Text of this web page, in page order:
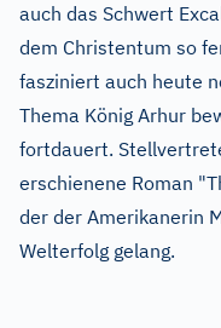
auch das Schwert
dem Christentum so
fasziniert auch heute
Thema König Arhur
fortdauert.
erschienene Roman
der der Amerikanerin
Welterfolg gelang.